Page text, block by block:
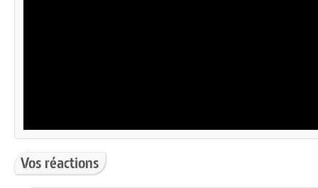
Vos réactions